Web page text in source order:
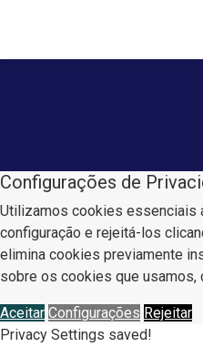
Configurações de
Utilizamos cookies essenciais
configuração e rejeitá-los
elimina cookies previamente
sobre os cookies que usamos,
Aceitar Configurações Rejeitar
Privacy Settings saved!